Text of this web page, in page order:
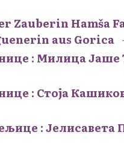
Zauberin Hamša
aus Gorica
: Милица Јаше
: Стоја
: Јелисавета